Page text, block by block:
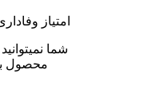
امتیاز
شما نمیتوانید بیش از 5 محصول
محصول